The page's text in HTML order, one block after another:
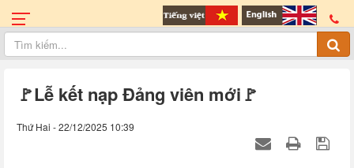
🚩Lễ kết nạp Đảng viên mới🚩
Thứ Hai - 22/12/2025 10:39